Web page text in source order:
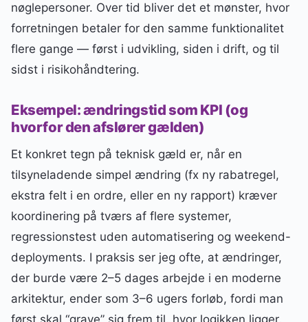
nøglepersoner. Over tid bliver det et mønster, hvor
forretningen betaler for den samme funktionalitet
flere gange — først i udvikling, siden i drift, og til
sidst i risikohåndtering.
Eksempel: ændringstid som KPI (og
hvorfor den afslører gælden)
Et konkret tegn på teknisk gæld er, når en
tilsyneladende simpel ændring (fx ny rabatregel,
ekstra felt i en ordre, eller en ny rapport) kræver
koordinering på tværs af flere systemer,
regressionstest uden automatisering og weekend-
deployments. I praksis ser jeg ofte, at ændringer,
der burde være 2–5 dages arbejde i en moderne
arkitektur, ender som 3–6 ugers forløb, fordi man
først skal “grave” sig frem til, hvor logikken ligger,